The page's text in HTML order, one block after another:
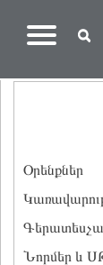
Օրենքներ
Նորմեր և